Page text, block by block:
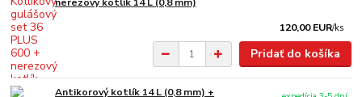
nerezový kotlík 14 L (0,8 mm)
120,00 EUR/ks
Pridať do košíka
Antikorový kotlík 14 L (0,8 mm) +